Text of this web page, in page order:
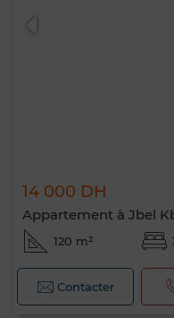
14 000 DH
Appartement à Jbel
120 m²
Contacter